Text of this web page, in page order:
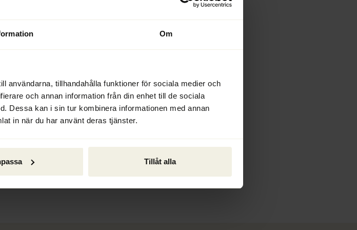
Om
användarna, tillhandahålla funktioner för sociala medier och
och annan information från din enhet till de sociala
Dessa kan i sin tur kombinera informationen med annan
in när du har använt deras tjänster.
Tillåt alla
Dag
från